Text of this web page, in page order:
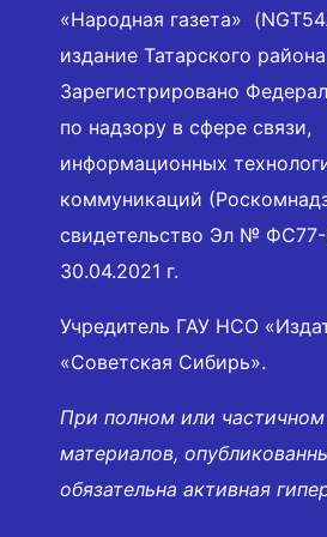
«Народная газета»
издание Татарского
Зарегистрировано
по надзору в сфере связи,
информационных
коммуникаций
свидетельство Эл № ФС77-
30.04.2021 г.
Учредитель ГАУ НСО
«Советская Сибирь».
При полном или частичном
материалов,
обязательна активная